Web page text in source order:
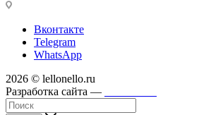
Вконтакте
Telegram
WhatsApp
2026 © lellonello.ru
Разработка сайта —